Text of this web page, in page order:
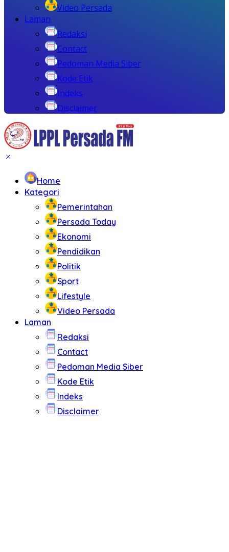
Video Persada
Laman
Redaksi
Contact
Pedoman Media Siber
Kode Etik
Indeks
Disclaimer
Home
Kategori
Pemerintahan
Persada Today
Ekonomi
Pendidikan
Politik
Sport
Lifestyle
Video Persada
Laman
Redaksi
Contact
Pedoman Media Siber
Kode Etik
Indeks
Disclaimer